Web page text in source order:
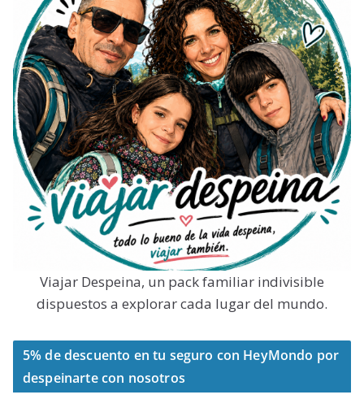
Viajar Despeina, un pack familiar indivisible
dispuestos a explorar cada lugar del mundo.
5% de descuento en tu seguro con HeyMondo por
despeinarte con nosotros